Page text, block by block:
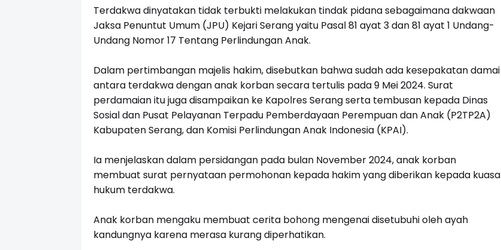
Terdakwa dinyatakan tidak terbukti melakukan tindak pidana sebagaimana dakwaan
Jaksa Penuntut Umum (JPU) Kejari Serang yaitu Pasal 81 ayat 3 dan 81 ayat 1 Undang-
Undang Nomor 17 Tentang Perlindungan Anak.
Dalam pertimbangan majelis hakim, disebutkan bahwa sudah ada kesepakatan damai
antara terdakwa dengan anak korban secara tertulis pada 9 Mei 2024. Surat
perdamaian itu juga disampaikan ke Kapolres Serang serta tembusan kepada Dinas
Sosial dan Pusat Pelayanan Terpadu Pemberdayaan Perempuan dan Anak (P2TP2A)
Kabupaten Serang, dan Komisi Perlindungan Anak Indonesia (KPAI).
Ia menjelaskan dalam persidangan pada bulan November 2024, anak korban
membuat surat pernyataan permohonan kepada hakim yang diberikan kepada kuasa
hukum terdakwa.
Anak korban mengaku membuat cerita bohong mengenai disetubuhi oleh ayah
kandungnya karena merasa kurang diperhatikan.